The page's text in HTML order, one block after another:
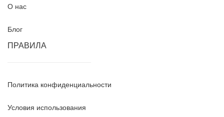
О нас
Блог
ПРАВИЛА
Политика конфиденциальности
Условия использования